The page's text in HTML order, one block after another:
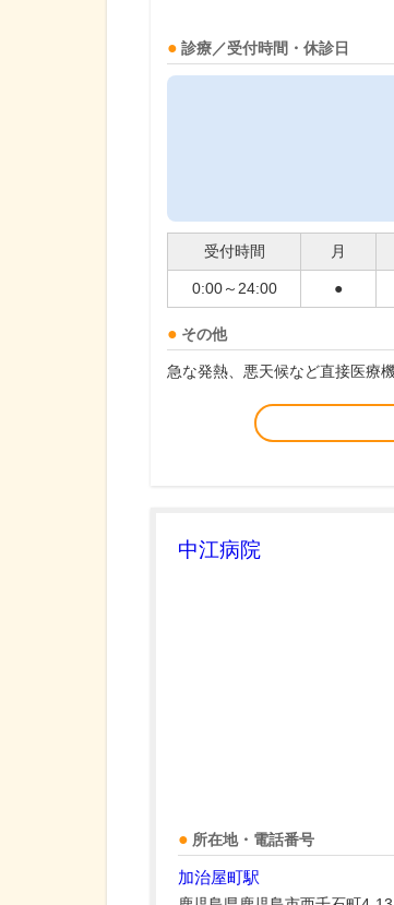
診療／受付時間・休診日
受付時間 月
0:00～24:00 ●
その他
急な発熱、悪天候など直接医療
中江病院
所在地・電話番号
加治屋町駅